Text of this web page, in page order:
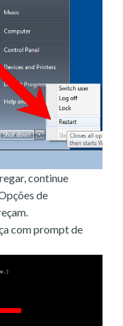
continue
de
com prompt de